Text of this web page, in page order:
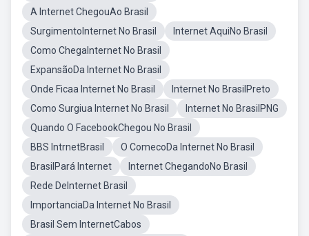
A Internet ChegouAo Brasil
SurgimentoInternet No Brasil
Internet AquiNo Brasil
Como ChegaInternet No Brasil
ExpansãoDa Internet No Brasil
Onde Ficaa Internet No Brasil
Internet No BrasilPreto
Como Surgiua Internet No Brasil
Internet No BrasilPNG
Quando O FacebookChegou No Brasil
BBS IntrnetBrasil
O ComecoDa Internet No Brasil
BrasilPará Internet
Internet ChegandoNo Brasil
Rede DeInternet Brasil
ImportanciaDa Internet No Brasil
Brasil Sem InternetCabos